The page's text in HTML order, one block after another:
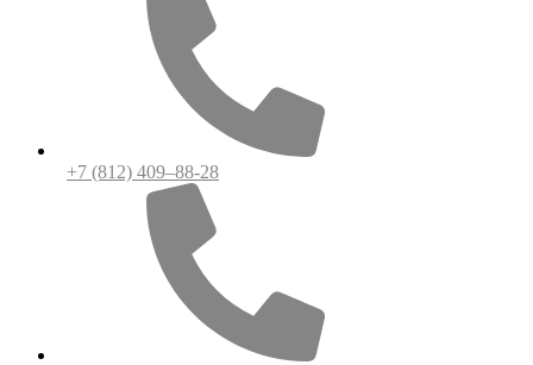
+7 (812) 409–88-28